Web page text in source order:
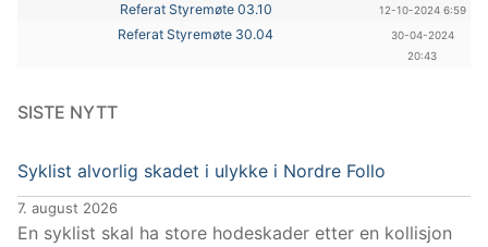
Referat Styremøte 03.10 12-10-2024 6:59
Referat Styremøte 30.04
30-04-2024
20:43
SISTE NYTT
Syklist alvorlig skadet i ulykke i Nordre Follo
7. august 2026
En syklist skal ha store hodeskader etter en kollisjon